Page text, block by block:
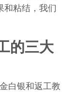
和粘结，我们
的三大
白银和返工教